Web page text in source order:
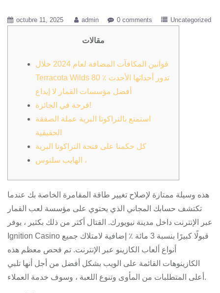
octubre 11, 2025 admin 0 comments Uncategorized
مقالات
قوانين المكافآت المضافة لعام 2024 خلال
Terracota Wilds 80 ٪ تدور أحداثها الأحدث
أفضل مؤسسات القمار لا إيداع
فرحة في الجائزة!
استمتع بالتراكوتا البرية عملة الصفقة
الحقيقية
كل حكمنا على فتحة التراكوتا البرية
الهايب سلتوس ،
هذه وسيلة ممتازة لإصلاح تغيير طاقة المقامرة الخاصة بك عندما
تكتشف حسابك المجاني الذي يحتوي على مؤسسة لعب القمار
عبر الإنترنت داخل مدينة نيويورك. القتال أكثر من ذلك بكثير ، يوفر
Ignition Casino قبولًا كبيرًا بنسبة 3 مائة ٪ إضافية لامتلاك جميع
أنواع ألعاب الكازينو عبر الإنترنت. تم فحص معظم هذه
الكازينوهات القائمة على الويب بشكل أفضل من أجل أنها تلبي
أعلى المتطلبات من المأوى وتنوع اللعبة ، وسوف خدمة العملاء.